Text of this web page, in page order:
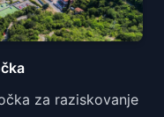
za raziskovanje